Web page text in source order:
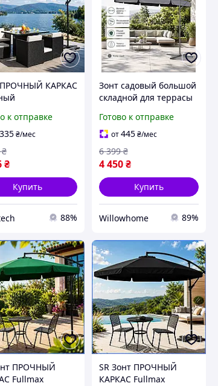
ПРОЧНЫЙ КАРКАС
СТАЛЬНАЯ
Большой зонт
для отдыха
к отправке
335 ₴/мес
₴
₴
Купить
88%
Зонт садовый большой
складной для террасы
сада защита от солнца
пляжный тент для
дачи с чехлом навес
для кафе
Готово к отправке
от445₴/мес
4 450₴
6 399 ₴
Купить
Willowhome 89%
ПРОЧНЫЙ
Fullmax
SR Зонт ПРОЧНЫЙ
КАРКАС Fullmax